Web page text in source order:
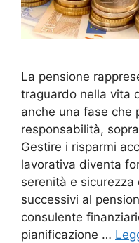
La pensione
traguardo nella vita
anche una fase che
responsabilità,
Gestire i risparmi
lavorativa diventa
serenità e sicurezza
successivi al
consulente
pianificazione …